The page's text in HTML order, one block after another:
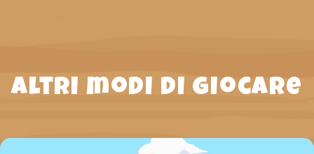
Altri modi di giocare